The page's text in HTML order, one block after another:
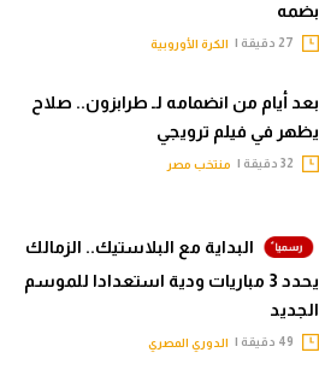
بضمه
الكرة الأوروبية
بعد أيام من انضمامه لـ طرابزون.. صلاح
يظهر في فيلم ترويجي
منتخب مصر
البداية مع البلاستيك.. الزمالك
يحدد 3 مباريات ودية استعدادا للموسم
الجديد
الدوري المصري